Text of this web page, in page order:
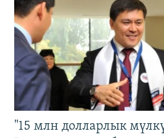
"15 млн долларлык